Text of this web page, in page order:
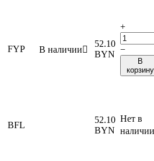
FYP В наличии
52.10
BYN
+
−
В
корзину
BFL
52.10
BYN
Нет в
наличии